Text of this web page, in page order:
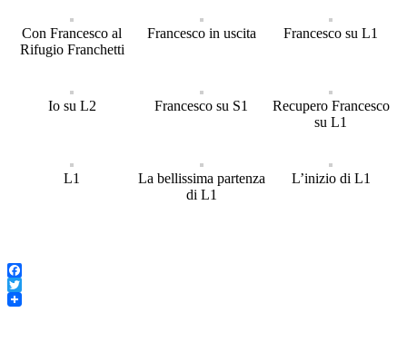
Con Francesco al
Rifugio Franchetti
Francesco in uscita Francesco su L1
Io su L2 Francesco su S1
Recupero Francesco
su L1
L1
La bellissima partenza
di L1
L’inizio di L1
Facebook
Twitter